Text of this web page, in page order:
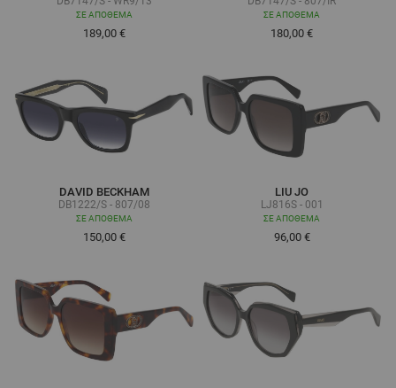
ΣΕ ΑΠΌΘΕΜΑ
189,00 €
ΣΕ ΑΠΌΘΕΜΑ
180,00 €
DAVID BECKHAM
DB1222/S - 807/08
ΣΕ ΑΠΌΘΕΜΑ
150,00 €
LIU JO
LJ816S - 001
ΣΕ ΑΠΌΘΕΜΑ
96,00 €